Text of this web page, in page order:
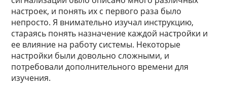
настроек, и понять их с первого раза было
непросто. Я внимательно изучал инструкцию,
стараясь понять назначение каждой настройки и
ее влияние на работу системы. Некоторые
настройки были довольно сложными, и
потребовали дополнительного времени для
изучения.